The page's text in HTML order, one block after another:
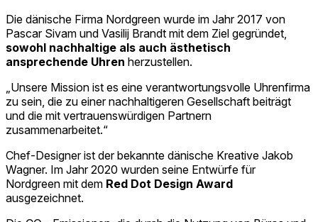
Die dänische Firma Nordgreen wurde im Jahr 2017 von
Pascar Sivam und Vasilij Brandt mit dem Ziel gegründet,
sowohl nachhaltige als auch ästhetisch
ansprechende Uhren herzustellen.
„Unsere Mission ist es eine verantwortungsvolle Uhrenfirma
zu sein, die zu einer nachhaltigeren Gesellschaft beiträgt
und die mit vertrauenswürdigen Partnern
zusammenarbeitet.“
Chef-Designer ist der bekannte dänische Kreative Jakob
Wagner. Im Jahr 2020 wurden seine Entwürfe für
Nordgreen mit dem Red Dot Design Award
ausgezeichnet.